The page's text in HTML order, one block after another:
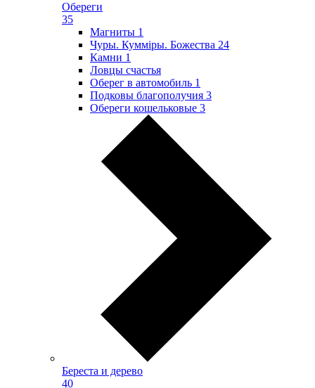
Обереги
35
Магниты 1
Чуры. Куммiры. Божества 24
Камни 1
Ловцы счастья
Оберег в автомобиль 1
Подковы благополучия 3
Обереги кошельковые 3
Береста и дерево
40